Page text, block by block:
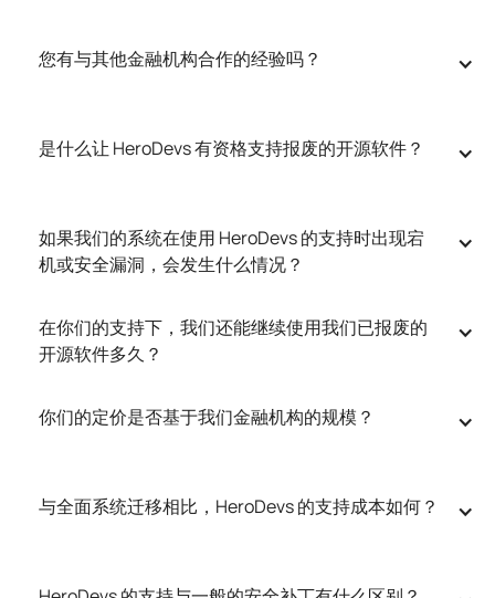
您有与其他金融机构合作的经验吗？
是什么让 HeroDevs 有资格支持报废的开源软件？
如果我们的系统在使用 HeroDevs 的支持时出现宕
机或安全漏洞，会发生什么情况？
在你们的支持下，我们还能继续使用我们已报废的
开源软件多久？
你们的定价是否基于我们金融机构的规模？
与全面系统迁移相比，HeroDevs 的支持成本如何？